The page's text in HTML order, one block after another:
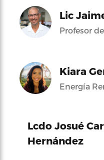
Lic
Profesor
Kiara
Energía
Lcdo Josué
Hernández